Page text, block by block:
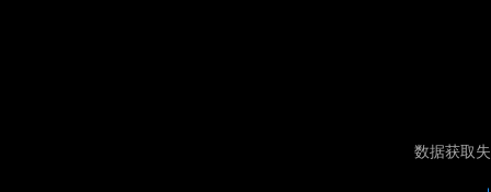
数据获取